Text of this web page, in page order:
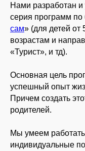
Нами разработан и
серия программ
сам» (для детей от
возрастам и
«Турист», и тд).
Основная цель
успешный опыт
Причем создать
родителей.
Мы умеем
индивидуальные